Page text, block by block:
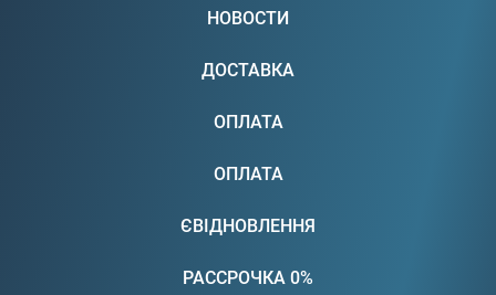
НОВОСТИ
ДОСТАВКА
ОПЛАТА
ОПЛАТА
ЄВІДНОВЛЕННЯ
РАССРОЧКА 0%